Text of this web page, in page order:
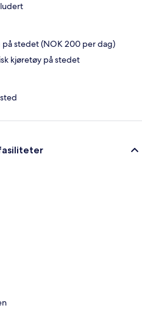
stedet (NOK 200 per dag)
kjøretøy på stedet